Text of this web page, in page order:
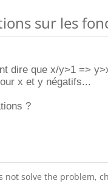
sur les
dire que x/y>1 =>
x et y négatifs...
?
not solve the problem,